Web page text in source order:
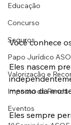
Educação
Concurso
Seguros
Papo Jurídico
Valorização e
Imposto de Renda
Eventos
Você conhece
Eles nascem
mesmo da
Eles sempre